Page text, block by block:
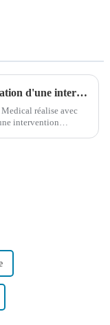
Réalisation d'une intervention chirurgicale sur un patient russe à 6 000 kilomètres de distance
réalise avec
intervention